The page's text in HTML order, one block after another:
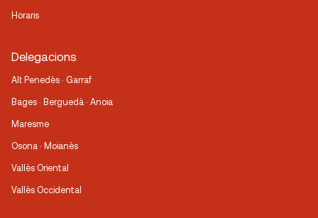
Horaris
Delegacions
Alt Penedès · Garraf
Bages · Berguedà · Anoia
Maresme
Osona · Moianès
Vallès Oriental
Vallès Occidental